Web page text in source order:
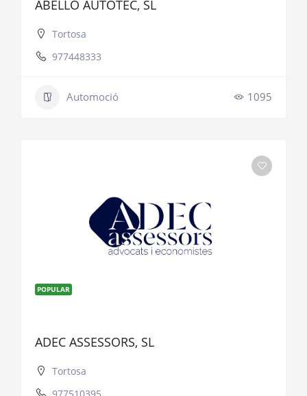
ABELLÓ AUTOTEC, SL
Tortosa
977448333
Automoció 1095
POPULAR
ADEC ASSESSORS, SL
Tortosa
977510395